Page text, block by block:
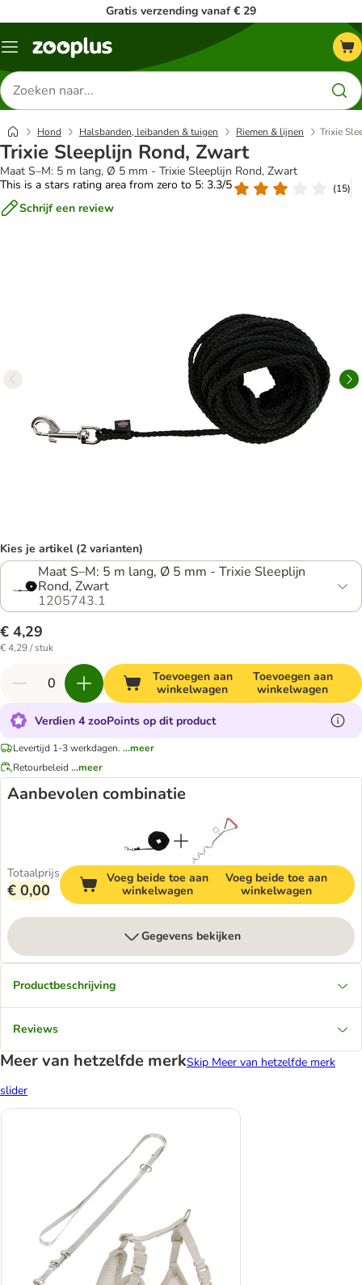
Gratis verzending vanaf € 29
Menu
Zoeken
naar
producten
Hond Halsbanden, leibanden & tuigen Riemen & lijnen Trixie
Trixie Sleeplijn Rond, Zwart
Maat S–M: 5 m lang, Ø 5 mm - Trixie Sleeplijn Rond, Zwart
This is a stars rating area from zero to 5: 3.3/5
(15)
Schrijf een review
Kies je artikel (2 varianten)
Maat S–M: 5 m lang, Ø 5 mm - Trixie Sleeplijn
Rond, Zwart
1205743.1
€ 4,29
€ 4,29 / stuk
Toevoegen aan
winkelwagen
Toevoegen aan
winkelwagen
Verdien 4 zooPoints op dit product
Levertijd 1-3 werkdagen. ...meer
Retourbeleid ...meer
Aanbevolen combinatie
Totaalprijs
€ 0,00
Voeg beide toe aan
winkelwagen
Voeg beide toe aan
winkelwagen
Gegevens bekijken
Productbeschrijving
Reviews
Meer van hetzelfde merkSkip Meer van hetzelfde merk
slider